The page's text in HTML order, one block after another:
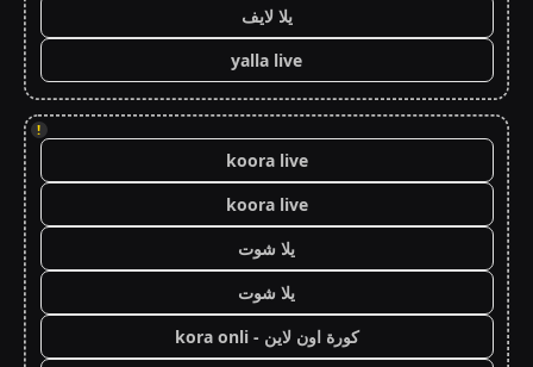
يلا لايف
yalla live
!
koora live
koora live
يلا شوت
يلا شوت
كورة اون لاين - kora onli